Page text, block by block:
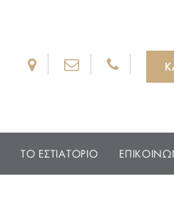
ΤΟ ΕΣΤΙΑΤΟΡΙΟ